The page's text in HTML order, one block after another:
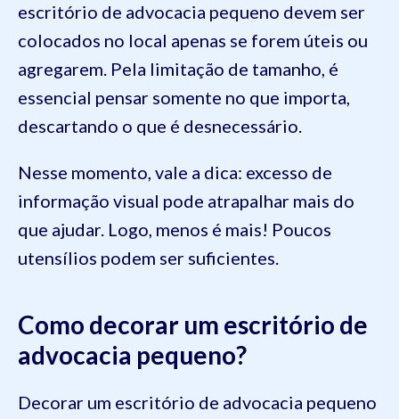
escritório de advocacia pequeno devem ser
colocados no local apenas se forem úteis ou
agregarem. Pela limitação de tamanho, é
essencial pensar somente no que importa,
descartando o que é desnecessário.
Nesse momento, vale a dica: excesso de
informação visual pode atrapalhar mais do
que ajudar. Logo, menos é mais! Poucos
utensílios podem ser suficientes.
Como decorar um escritório de
advocacia pequeno?
Decorar um escritório de advocacia pequeno